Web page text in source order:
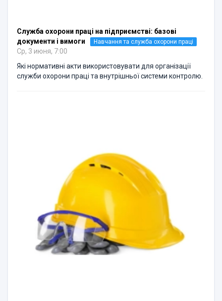
Служба охорони праці на підприємстві: базові
документи і вимоги
Навчання та служба охорони праці
Ср, 3 июня, 7:00
Які нормативні акти використовувати для організації
служби охорони праці та внутрішньої системи контролю.